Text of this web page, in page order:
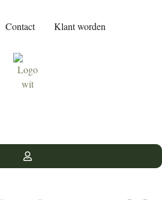
Contact Klant worden